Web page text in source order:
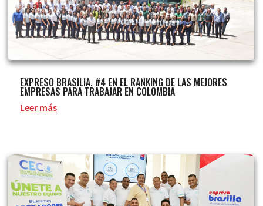
EXPRESO BRASILIA, #4 EN EL RANKING DE LAS MEJORES
EMPRESAS PARA TRABAJAR EN COLOMBIA
Leer más